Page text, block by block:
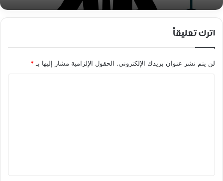
اترك تعليقاً
لن يتم نشر عنوان بريدك الإلكتروني. الحقول الإلزامية مشار إليها بـ*